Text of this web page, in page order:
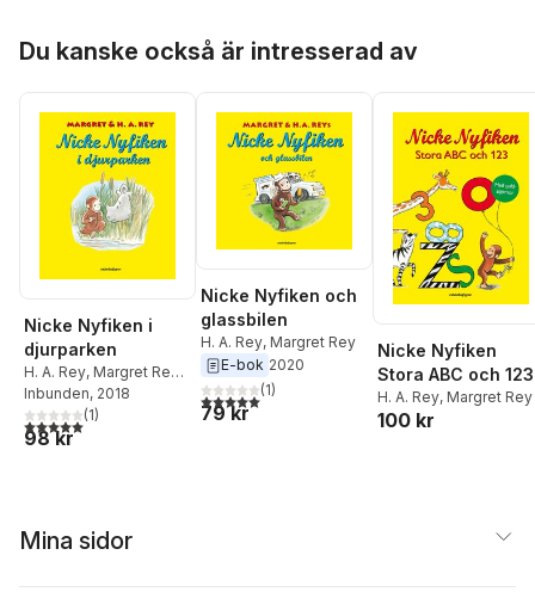
Du kanske också är intresserad av
Nicke Nyfiken i
djurparken
H. A. Rey, Margret Rey ,
Cynthia Platt
Inbunden, 2018
5,0utav 5 stjärnor. Totalt antal röster:
(1)
98 kr
Nicke Nyfiken och
glassbilen
H. A. Rey, Margret Rey
E-bok 2020
5,0utav 5 stjärnor. Totalt antal röster:
(1)
79 kr
Nicke Nyfiken
Stora ABC och 123
H. A. Rey, Margret Rey
100 kr
Mina sidor